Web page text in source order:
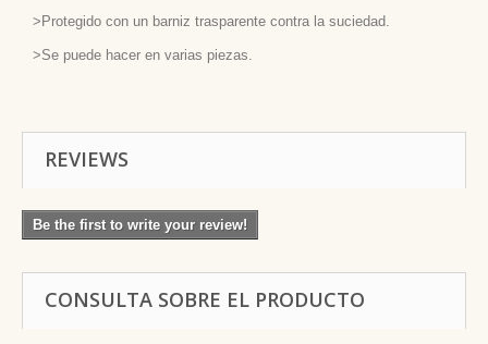
>Protegido con un barniz trasparente contra la suciedad.
>Se puede hacer en varias piezas.
REVIEWS
Be the first to write your review!
CONSULTA SOBRE EL PRODUCTO